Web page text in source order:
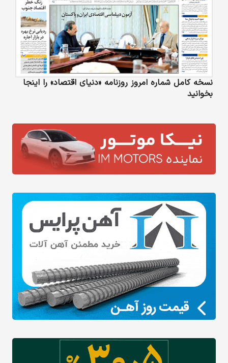
نسخه کامل شماره امروز روزنامه «دنیای‌ اقتصاد» را اینجا
بخوانید